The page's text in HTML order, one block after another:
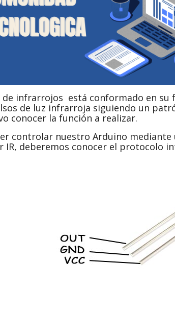
de infrarrojos está conformado en su
de luz infrarroja siguiendo un
conocer la función a realizar.
controlar nuestro Arduino
IR, deberemos conocer el protocolo